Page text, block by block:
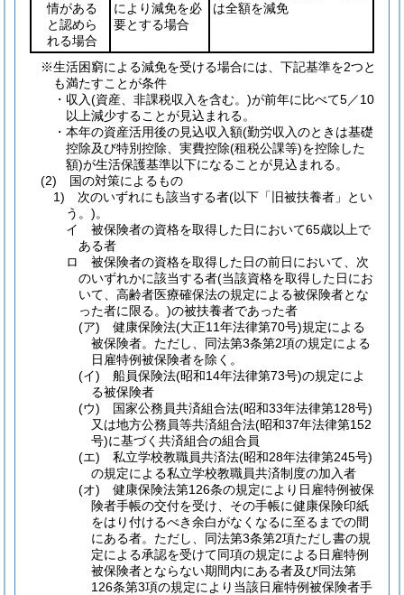
情がある
と認めら
れる場合
により減免を必
要とする場合
は全額を減免
※生活困窮による減免を受ける場合には、下記基準を2つと
も満たすことが条件
・収入(資産、非課税収入を含む。)が前年に比べて5／10
以上減少することが見込まれる。
・本年の資産活用後の見込収入額(勤労収入のときは基礎
控除及び特別控除、実費控除(租税公課等)を控除した
額)が生活保護基準以下になることが見込まれる。
(2) 国の対策によるもの
1) 次のいずれにも該当する者(以下「旧被扶養者」とい
う。)。
イ 被保険者の資格を取得した日において65歳以上で
ある者
ロ 被保険者の資格を取得した日の前日において、次
のいずれかに該当する者(当該資格を取得した日にお
いて、高齢者医療確保法の規定による被保険者とな
った者に限る。)の被扶養者であった者
(ア) 健康保険法(大正11年法律第70号)規定による
被保険者。ただし、同法第3条第2項の規定による
日雇特例被保険者を除く。
(イ) 船員保険法(昭和14年法律第73号)の規定によ
る被保険者
(ウ) 国家公務員共済組合法(昭和33年法律第128号)
又は地方公務員等共済組合法(昭和37年法律第152
号)に基づく共済組合の組合員
(エ) 私立学校教職員共済法(昭和28年法律第245号)
の規定による私立学校教職員共済制度の加入者
(オ) 健康保険法第126条の規定により日雇特例被保
険者手帳の交付を受け、その手帳に健康保険印紙
をはり付けるべき余白がなくなるに至るまでの間
にある者。ただし、同法第3条第2項ただし書の規
定による承認を受けて同項の規定による日雇特例
被保険者とならない期間内にある者及び同法第
126条第3項の規定により当該日雇特例被保険者手